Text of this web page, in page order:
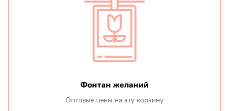
Фонтан желаний
Оптовые цены на эту корзину